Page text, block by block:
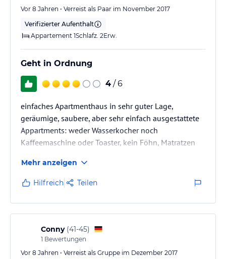
Vor 8 Jahren • Verreist als Paar im November 2017
Verifizierter Aufenthalt
Appartement 1Schlafz. 2Erw.
Geht in Ordnung
4 / 6
einfaches Apartmenthaus in sehr guter Lage,
geräumige, saubere, aber sehr einfach ausgestattete
Appartments: weder Wasserkocher noch
Kaffeemaschine oder Toaster, kein Föhn, Matratzen
Mehr anzeigen
Hilfreich Teilen
Conny (41-45)
1 Bewertungen
Vor 8 Jahren • Verreist als Gruppe im Dezember 2017